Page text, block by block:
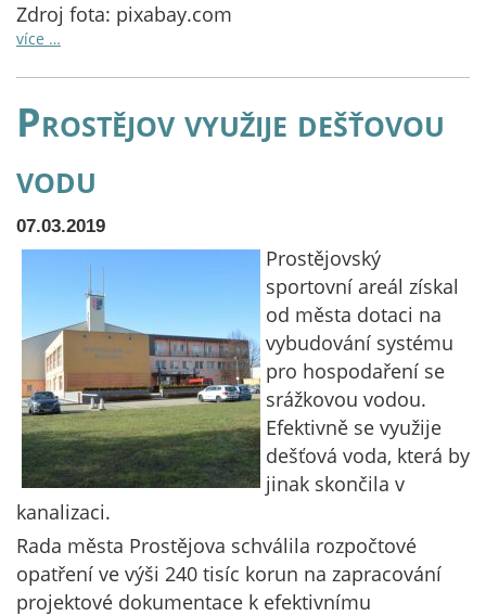
Zdroj fota: pixabay.com
více …
Prostějov využije dešťovou
vodu
07.03.2019
Prostějovský
sportovní areál získal
od města dotaci na
vybudování systému
pro hospodaření se
srážkovou vodou.
Efektivně se využije
dešťová voda, která by
jinak skončila v
kanalizaci.
Rada města Prostějova schválila rozpočtové
opatření ve výši 240 tisíc korun na zapracování
projektové dokumentace k efektivnímu